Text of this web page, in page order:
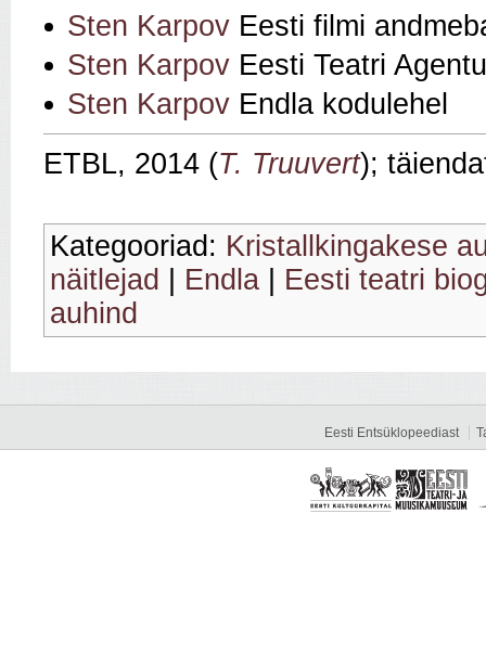
Sten Karpov Eesti filmi
Sten Karpov Eesti Teatri
Sten Karpov Endla kodulehel
ETBL, 2014 (T. Truuvert);
Kategooriad: Kristallkingakese
näitlejad
Endla
Eesti teatri
auhind
Eesti Entsüklopeediast